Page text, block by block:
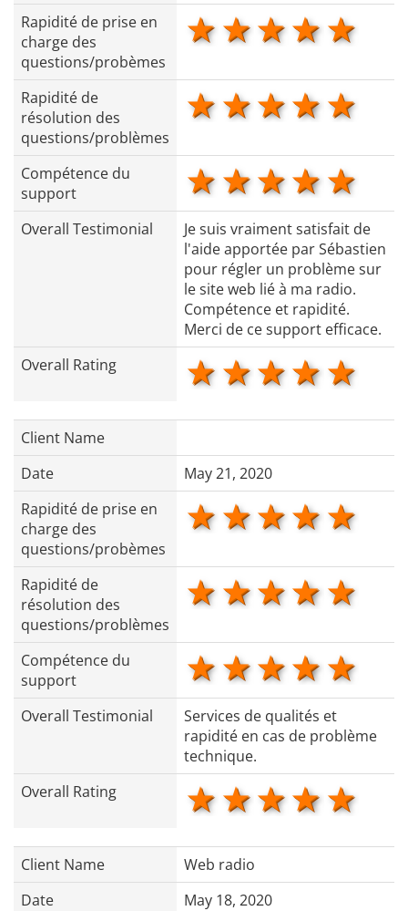
Rapidité de prise en
charge des
questions/probèmes
4
3 stars
2 stars
1 star
Rapidité de
résolution des
questions/problèmes
4
3 stars
2 stars
1 star
Compétence du
support
4
3 stars
2 stars
1 star
Overall Testimonial
Je suis vraiment satisfait de
l'aide apportée par Sébastien
pour régler un problème sur
le site web lié à ma radio.
Compétence et rapidité.
Merci de ce support efficace.
Overall Rating
4
3 stars
2 stars
1 star
Client Name
Date
May 21, 2020
Rapidité de prise en
charge des
questions/probèmes
4
3 stars
2 stars
1 star
Rapidité de
résolution des
questions/problèmes
4
3 stars
2 stars
1 star
Compétence du
support
4
3 stars
2 stars
1 star
Overall Testimonial
Services de qualités et
rapidité en cas de problème
technique.
Overall Rating
4
3 stars
2 stars
1 star
Client Name
Web radio
Date
May 18, 2020